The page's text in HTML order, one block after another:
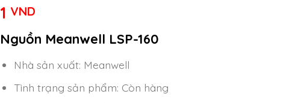
1 VND
Nguồn Meanwell LSP-160
Nhà sản xuất: Meanwell
Tình trạng sản phẩm: Còn hàng